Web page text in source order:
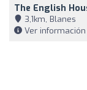
The English
3,1km, Blanes
Ver